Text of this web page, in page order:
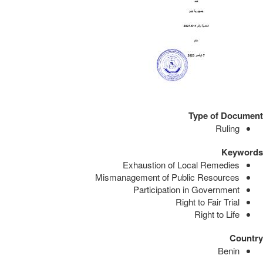
Type of Document
Ruling
Keywords
Exhaustion of Local Remedies
Mismanagement of Public Resources
Participation in Government
Right to Fair Trial
Right to Life
Country
Benin